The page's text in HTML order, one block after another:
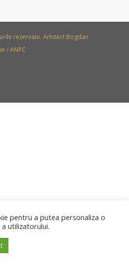
rezervate. Arhitect Bogdan
/ANPC
pentru a putea personaliza o
utilizatorului.